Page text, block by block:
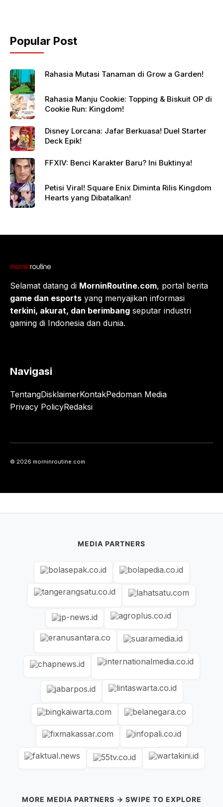
Popular Post
Rahasia Mutasi Tanaman di Grow a Garden!
Rahasia Manju Cookie: Topping & Biskuit OP di
Cookie Run: Kingdom!
Disney Lorcana: Jafar Berkuasa! Duel Starter
Deck Epik!
FFXIV: Benci Karakter Baru? Ini Buktinya!
Petisi Viral! Square Enix Diminta Rilis Kingdom
Hearts yang Dibatalkan!
Selamat datang di MorninRoutine.com, portal berita
game dan esports yang menyajikan informasi
terkini, akurat, dan berimbang seputar industri
gaming di Indonesia dan dunia.
Navigasi
TentangDisklaimerKontakPedoman Media
Privacy PolicyRedaksi
© 2026 morninroutine.com
MEDIA PARTNERS
MORE MEDIA PARTNERS → SWIPE TO EXPLORE